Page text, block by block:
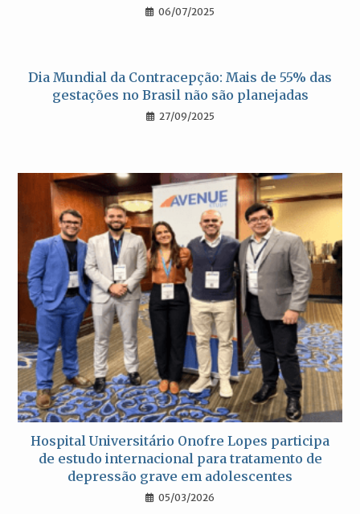
06/07/2025
Dia Mundial da Contracepção: Mais de 55% das
gestações no Brasil não são planejadas
27/09/2025
Hospital Universitário Onofre Lopes participa
de estudo internacional para tratamento de
depressão grave em adolescentes
05/03/2026